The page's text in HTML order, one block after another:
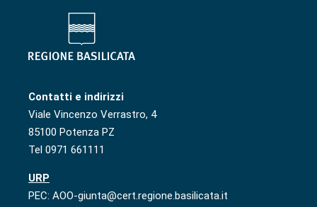
Contatti e indirizzi
Viale Vincenzo Verrastro, 4
85100 Potenza PZ
Tel 0971 661111
URP
PEC: AOO-giunta@cert.regione.basilicata.it